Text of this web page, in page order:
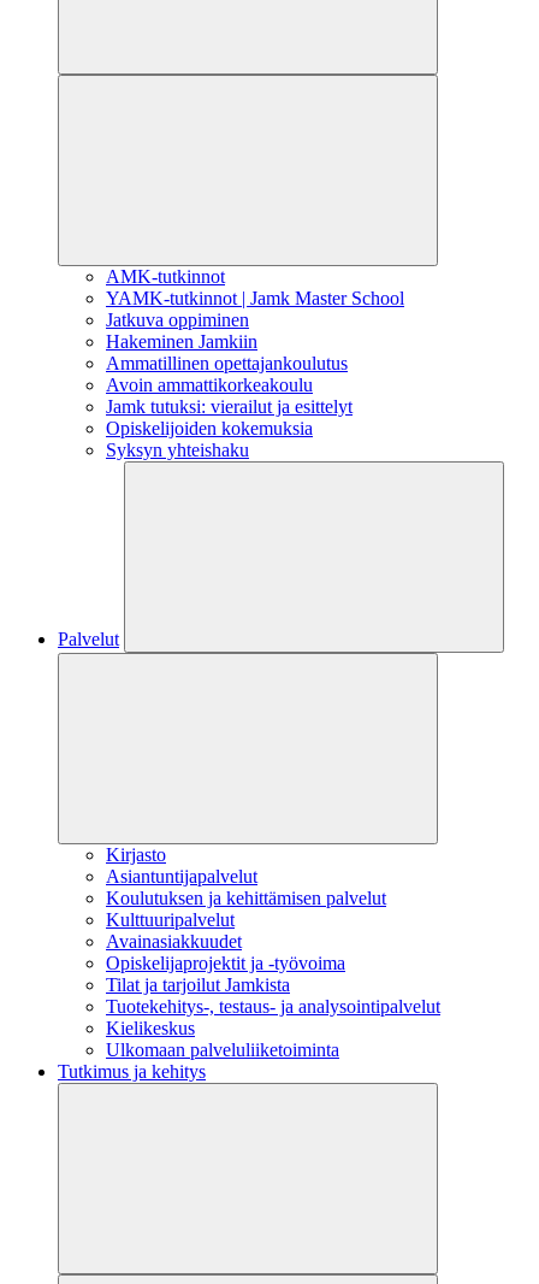
AMK-tutkinnot
YAMK-tutkinnot | Jamk Master School
Jatkuva oppiminen
Hakeminen Jamkiin
Ammatillinen opettajankoulutus
Avoin ammattikorkeakoulu
Jamk tutuksi: vierailut ja esittelyt
Opiskelijoiden kokemuksia
Syksyn yhteishaku
Palvelut
Kirjasto
Asiantuntijapalvelut
Koulutuksen ja kehittämisen palvelut
Kulttuuripalvelut
Avainasiakkuudet
Opiskelijaprojektit​ ja -työvoima
Tilat ja tarjoilut Jamkista
Tuotekehitys-, testaus- ja analysointipalvelut
Kielikeskus
Ulkomaan palveluliiketoiminta
Tutkimus ja kehitys